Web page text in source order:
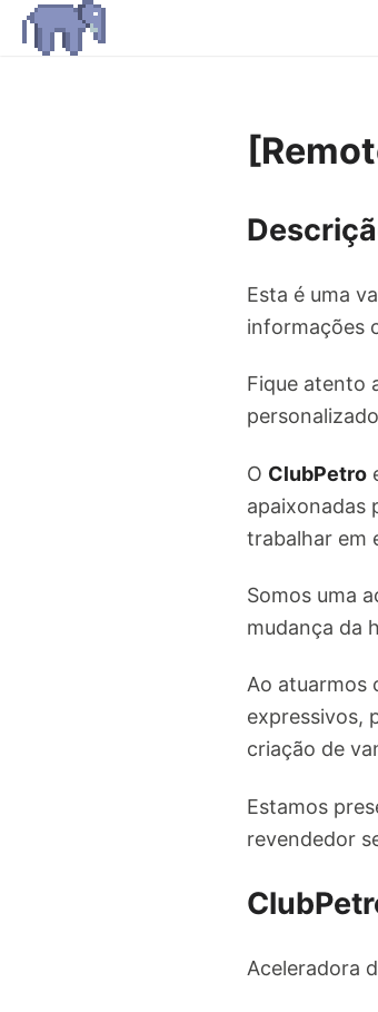
Esta é uma
informações
Fique atento
O ClubPetro
apaixonadas
trabalhar em
Somos uma
mudança da
Ao atuarmos
expressivos,
criação de
Estamos
revendedor
Aceleradora